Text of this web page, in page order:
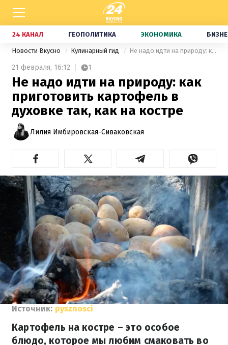
24 КАНАЛ ГЕОПОЛИТИКА ЭКОНОМИКА
Новости Вкусно Кулинарный гид Не надо идти на природу: как приготовить картофель в духовке так, как на костре
21 февраля, 16:12 1
Не надо идти на природу: как
приготовить картофель в
духовке так, как на костре
Лилия Имбировская-Сиваковская
Источник: pysznosci
Картофель на костре – это особое
блюдо, которое мы любим смаковать во